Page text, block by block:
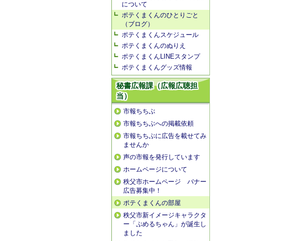
について
ポテくまくんのひとりごと
（ブログ）
ポテくまくんスケジュール
ポテくまくんのぬりえ
ポテくまくんLINEスタンプ
ポテくまくんグッズ情報
秘書広報課（広報広聴担
当）
市報ちちぶ
市報ちちぶへの掲載依頼
市報ちちぶに広告を載せてみ
ませんか
声の市報を発行しています
ホームページについて
秩父市ホームページ バナー
広告募集中！
ポテくまくんの部屋
秩父市新イメージキャラクタ
ー「ぷめるちゃん」が誕生し
ました